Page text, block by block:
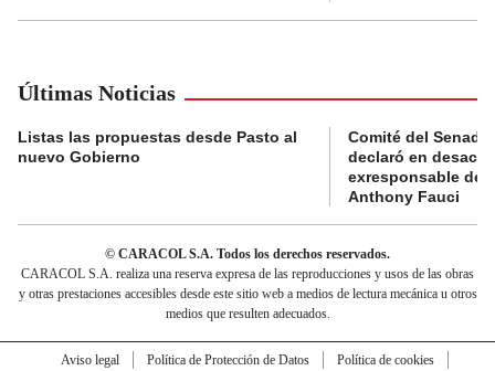
Últimas Noticias
Listas las propuestas desde Pasto al
nuevo Gobierno
Comité del Senado
declaró en
exresponsable de
Anthony Fauci
© CARACOL S.A. Todos los derechos reservados.
CARACOL S.A. realiza una reserva expresa de las reproducciones y usos de las obras
y otras prestaciones accesibles desde este sitio web a medios de lectura mecánica u otros
medios que resulten adecuados.
Aviso legal Política de Protección de Datos
Política de cookies